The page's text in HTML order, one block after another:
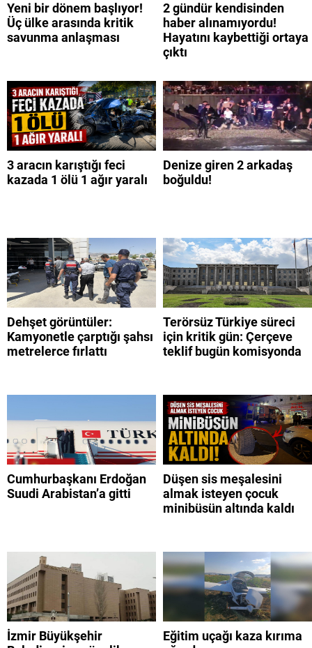
Yeni bir dönem başlıyor!
Üç ülke arasında kritik
savunma anlaşması
2 gündür kendisinden
haber alınamıyordu!
Hayatını kaybettiği ortaya
çıktı
3 aracın karıştığı feci
kazada 1 ölü 1 ağır yaralı
Denize giren 2 arkadaş
boğuldu!
Dehşet görüntüler:
Kamyonetle çarptığı şahsı
metrelerce fırlattı
Terörsüz Türkiye süreci
için kritik gün: Çerçeve
teklif bugün komisyonda
Cumhurbaşkanı Erdoğan
Suudi Arabistan’a gitti
Düşen sis meşalesini
almak isteyen çocuk
minibüsün altında kaldı
İzmir Büyükşehir
Eğitim uçağı kaza kırıma